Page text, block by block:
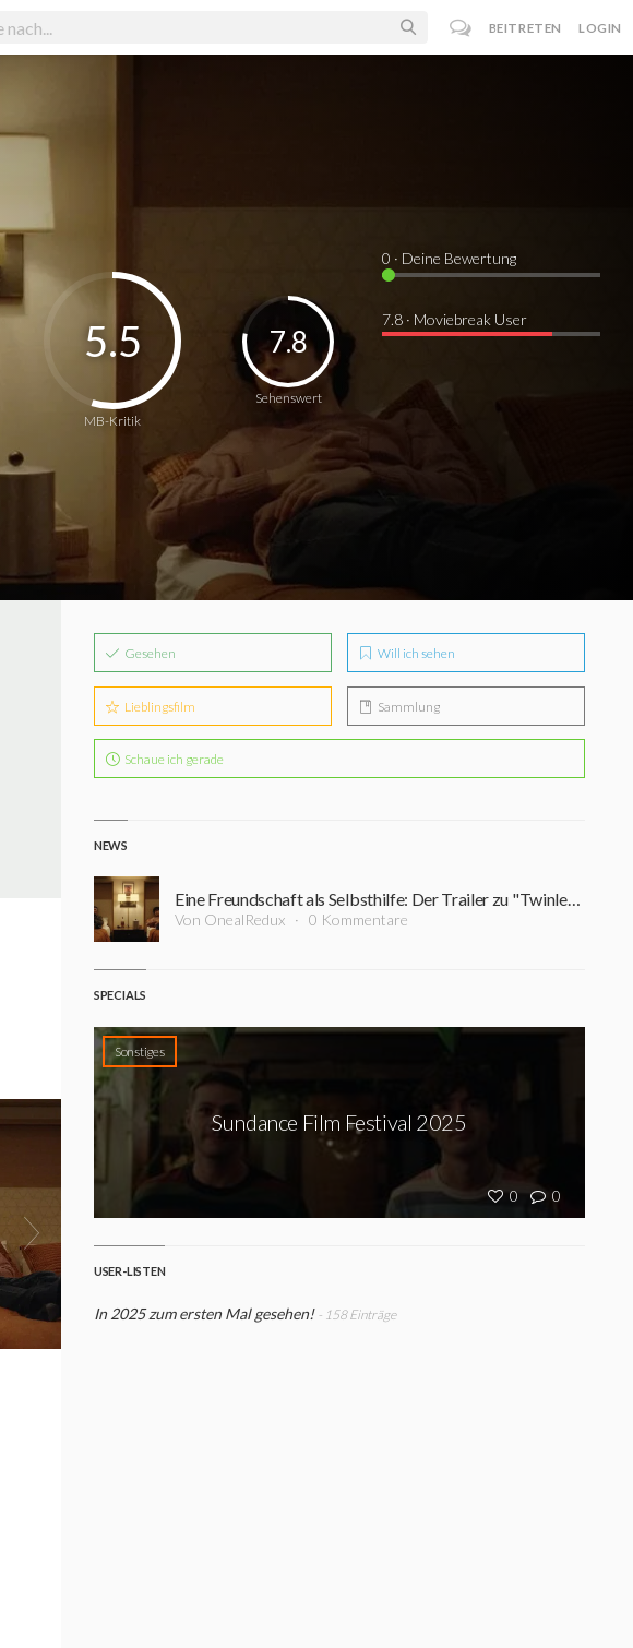
BEITRETEN LOGIN
MB-Kritik
5.5
Sehenswert
7.8
0 · Deine Bewertung
7.8 · Moviebreak User
Gesehen Will ich sehen
Lieblingsfilm Sammlung
Schaue ich gerade
NEWS
Eine Freundschaft als Selbsthilfe: Der Trailer zu "Twinless" offenbart einen Kritikerliebling des Jahres
Von OnealRedux 0 Kommentare
SPECIALS
Sonstiges
0 0
Sundance Film Festival 2025
USER-LISTEN
In 2025 zum ersten Mal gesehen! - 158 Einträge